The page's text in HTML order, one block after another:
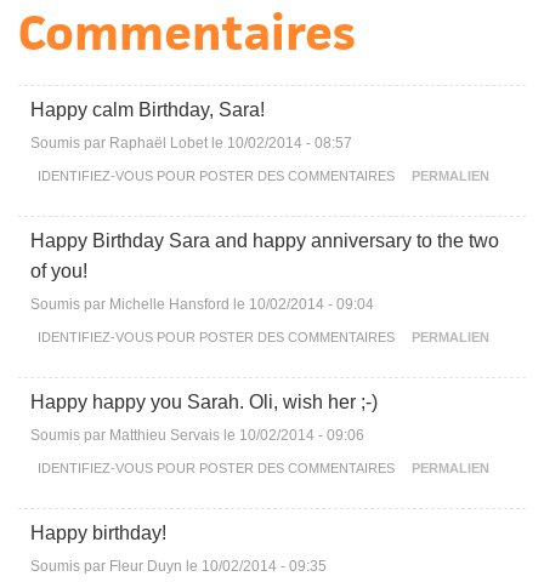
Commentaires
Happy calm Birthday, Sara!
Soumis par Raphaël Lobet le 10/02/2014 - 08:57
IDENTIFIEZ-VOUSPOUR POSTER DES COMMENTAIRES PERMALIEN
Happy Birthday Sara and happy anniversary to the two
of you!
Soumis par Michelle Hansford le 10/02/2014 - 09:04
IDENTIFIEZ-VOUSPOUR POSTER DES COMMENTAIRES PERMALIEN
Happy happy you Sarah. Oli, wish her ;-)
Soumis par Matthieu Servais le 10/02/2014 - 09:06
IDENTIFIEZ-VOUSPOUR POSTER DES COMMENTAIRES PERMALIEN
Happy birthday!
Soumis par Fleur Duyn le 10/02/2014 - 09:35